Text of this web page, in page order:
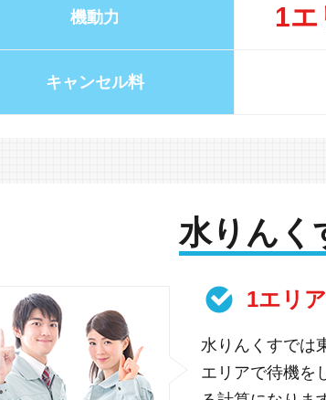
機動力 1エ
キャンセル料
水りんく
1エリ
水りんくすでは
エリアで待機を